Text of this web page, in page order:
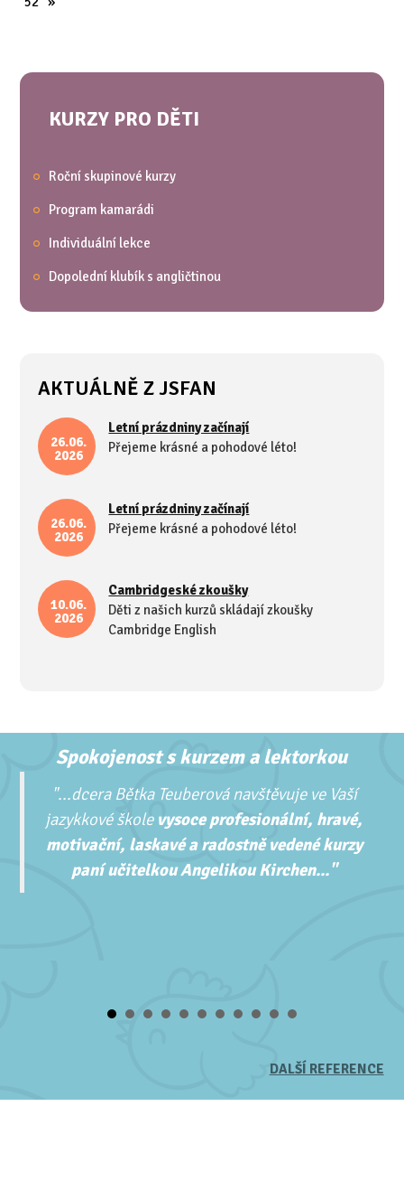
KURZY PRO DĚTI
Roční skupinové kurzy
Program kamarádi
Individuální lekce
Dopolední klubík s angličtinou
AKTUÁLNĚ Z JSFAN
26.06.
2026
Letní prázdniny začínají
Přejeme krásné a pohodové léto!
26.06.
2026
Letní prázdniny začínají
Přejeme krásné a pohodové léto!
10.06.
2026
Cambridgeské zkoušky
Děti z našich kurzů skládají zkoušky
Cambridge English
Spokojenost s kurzem a lektorkou
"...dcera Bětka Teuberová navštěvuje ve Vaší
jazykkové škole vysoce profesionální, hravé,
motivační, laskavé a radostně vedené kurzy
paní učitelkou Angelikou Kirchen..."
DALŠÍ REFERENCE